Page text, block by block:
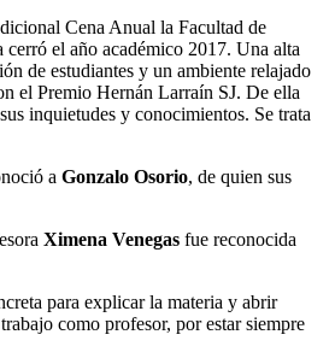
Cena Anual la Facultad de
cerró el año académico 2017. Una alta
de estudiantes y un ambiente relajado
el Premio Hernán Larraín SJ. De ella
inquietudes y conocimientos. Se trata
a Gonzalo Osorio, de quien sus
Ximena Venegas fue reconocida
para explicar la materia y abrir
como profesor, por estar siempre